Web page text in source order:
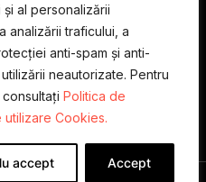
al personalizării
analizării traficului, a
anti-spam și anti-
neautorizate. Pentru
Politica de
utilizare Cookies.
accept Accept